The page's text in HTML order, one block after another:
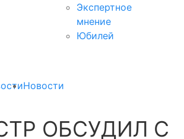
Экспертное
мнение
Юбилей
Новости
ОБСУДИЛ С